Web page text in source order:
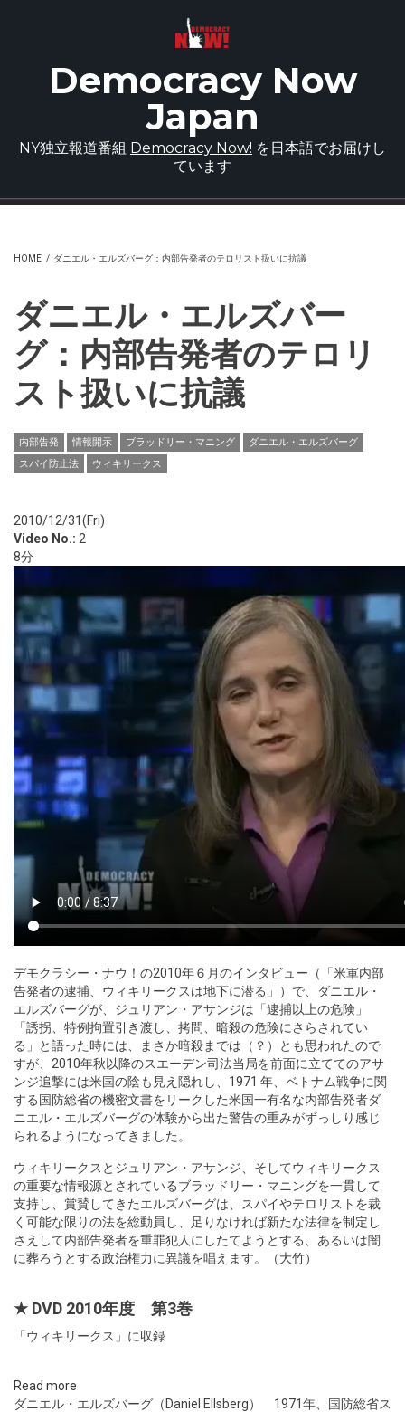
Democracy Now
Japan
NY独立報道番組 Democracy Now! を日本語でお届けし
ています
HOME / ダニエル・エルズバーグ：内部告発者のテロリスト扱いに抗議
ダニエル・エルズバー
グ：内部告発者のテロリ
スト扱いに抗議
内部告発 情報開示 ブラッドリー・マニング
ダニエル・エルズバーグ
スパイ防止法
ウィキリークス
2010/12/31(Fri)
Video No.: 2
8分
デモクラシー・ナウ！の2010年６月のインタビュー（「米軍内部
告発者の逮捕、ウィキリークスは地下に潜る」）で、ダニエル・
エルズバーグが、ジュリアン・アサンジは「逮捕以上の危険」
「誘拐、特例拘置引き渡し、拷問、暗殺の危険にさらされてい
る」と語った時には、まさか暗殺までは（？）とも思われたので
すが、2010年秋以降のスエーデン司法当局を前面に立ててのアサ
ンジ追撃には米国の陰も見え隠れし、1971 年、ベトナム戦争に関
する国防総省の機密文書をリークした米国一有名な内部告発者ダ
ニエル・エルズバーグの体験から出た警告の重みがずっしり感じ
られるようになってきました。
ウィキリークスとジュリアン・アサンジ、そしてウィキリークス
の重要な情報源とされているブラッドリー・マニングを一貫して
支持し、賞賛してきたエルズバーグは、スパイやテロリストを裁
く可能な限りの法を総動員し、足りなければ新たな法律を制定し
さえして内部告発者を重罪犯人にしたてようとする、あるいは闇
に葬ろうとする政治権力に異議を唱えます。（大竹）
★ DVD 2010年度 第3巻
「ウィキリークス」に収録
Read more
ダニエル・エルズバーグ（Daniel Ellsberg） 1971年、国防総省ス